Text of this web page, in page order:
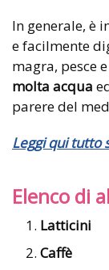
In generale, è
e facilmente
magra, pesce
molta acqua
parere del
Leggi qui tutto
Elenco di
Latticini
Caffè